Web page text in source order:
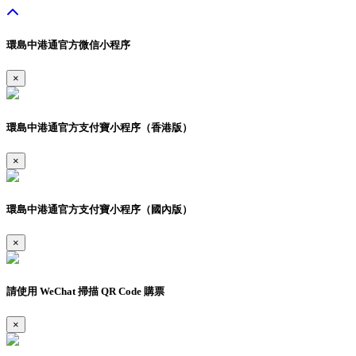
環島中港通官方微信小程序
×
環島中港通官方支付寶小程序（香港版）
×
環島中港通官方支付寶小程序（國內版）
×
請使用 WeChat 掃描 QR Code 購票
×